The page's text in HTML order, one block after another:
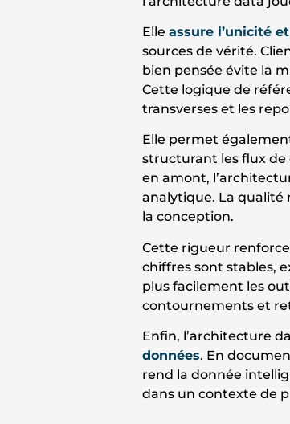
Elle assure l’unicité
sources de vérité.
bien pensée évite la
Cette logique de
transverses et les
Elle permet
structurant les flux de
en amont,
analytique. La qualité
la conception.
Cette rigueur
chiffres sont stables,
plus facilement les
contournements et
Enfin, l’architecture
données. En
rend la donnée
dans un contexte de